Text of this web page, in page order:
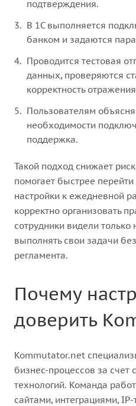
подтверждения.
В 1С выполняется
банком и задаются
Проводится тестовая
данных, проверяются
корректность
Пользователям
необходимости
поддержка.
Такой подход снижает
помогает быстрее перейти
настройки к ежедневной
корректно организовать
сотрудники видели
выполнять свои задачи
регламента.
Почему
доверить
Kommutator.net
бизнес-процессов за счет
технологий. Команда
сайтами, интеграциями,